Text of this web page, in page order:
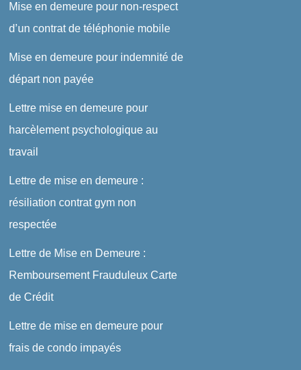
Mise en demeure pour non-respect
d’un contrat de téléphonie mobile
Mise en demeure pour indemnité de
départ non payée
Lettre mise en demeure pour
harcèlement psychologique au
travail
Lettre de mise en demeure :
résiliation contrat gym non
respectée
Lettre de Mise en Demeure :
Remboursement Frauduleux Carte
de Crédit
Lettre de mise en demeure pour
frais de condo impayés